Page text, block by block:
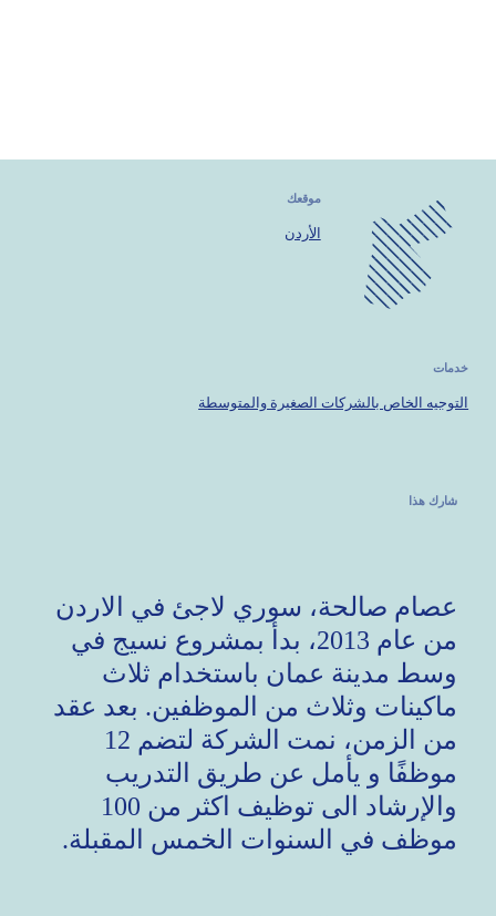
موقعك
الأردن
خدمات
التوجيه الخاص بالشركات الصغيرة والمتوسطة
شارك هذا
عصام صالحة، سوري لاجئ في الاردن
من عام 2013، بدأ بمشروع نسيج في
وسط مدينة عمان باستخدام ثلاث
ماكينات وثلاث من الموظفين. بعد عقد
من الزمن، نمت الشركة لتضم 12
موظفًا و يأمل عن طريق التدريب
والإرشاد الى توظيف اكثر من 100
موظف في السنوات الخمس المقبلة.